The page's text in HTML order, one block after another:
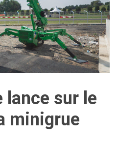
lance sur le
minigrue